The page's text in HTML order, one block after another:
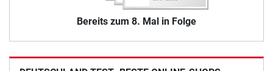
Bereits zum 8. Mal in Folge